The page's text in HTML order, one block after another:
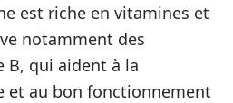
est riche en vitamines et
notamment des
B, qui aident à la
et au bon fonctionnement